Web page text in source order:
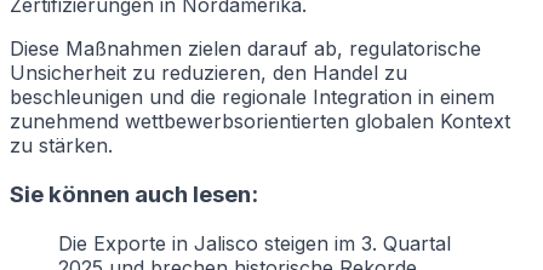
Zertifizierungen in Nordamerika.
Diese Maßnahmen zielen darauf ab, regulatorische
Unsicherheit zu reduzieren, den Handel zu
beschleunigen und die regionale Integration in einem
zunehmend wettbewerbsorientierten globalen Kontext
zu stärken.
Sie können auch lesen:
Die Exporte in Jalisco steigen im 3. Quartal